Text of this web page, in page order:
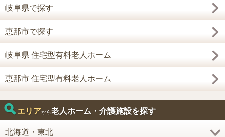
岐阜県で探す
恵那市で探す
岐阜県 住宅型有料老人ホーム
恵那市 住宅型有料老人ホーム
エリアから老人ホーム・介護施設を探す
北海道・東北